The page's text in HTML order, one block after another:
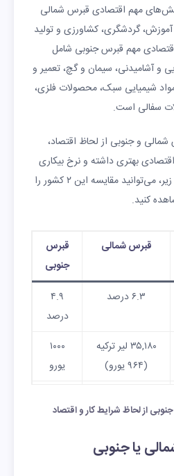
مهم اقتصادی قبرس شمالی
گردشگری، کشاورزی و تولید
مهم قبرس جنوبی شامل
و آشامیدنی، سیمان و گچ، تعمیر و
شیمیایی سبک، محصولات فلزی،
سفالی است.
و جنوبی از لحاظ اقتصاد،
بهتری داشته و نرخ بیکاری
آن، پایین‌تر است. در جدول زیر، می‌توانید مقایسه این ۲ کشور را
کنید.
قبرس شمالی
قبرس
جنوبی
۶.۳ درصد
۴.۹
درصد
۳۵,۱۸۰ لیر ترکیه
(۹۶۴ یورو)
۱۰۰۰
یورو
ساعت
ساعت
ساعت
از لحاظ شرایط کار و اقتصاد
یا جنوبی